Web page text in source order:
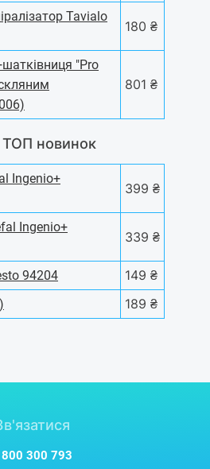
Tavialo
180 ₴
"Pro
801 ₴
ТОП новинок
Ingenio+
399 ₴
Ingenio+
339 ₴
94204
149 ₴
189 ₴
300 793